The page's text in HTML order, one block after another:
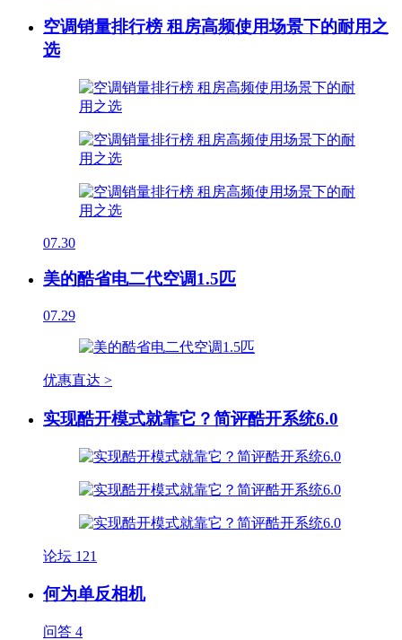
空调销量排行榜 租房高频使用场景下的耐用之
选
07.30
美的酷省电二代空调1.5匹
07.29
优惠直达 >
实现酷开模式就靠它？简评酷开系统6.0
论坛 121
何为单反相机
问答 4